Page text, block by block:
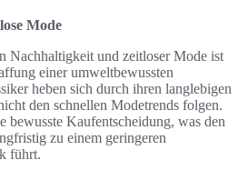
Mode
Nachhaltigkeit und zeitloser Mode ist
einer umweltbewussten
heben sich durch ihren langlebigen
den schnellen Modetrends folgen.
bewusste Kaufentscheidung, was den
zu einem geringeren
führt.